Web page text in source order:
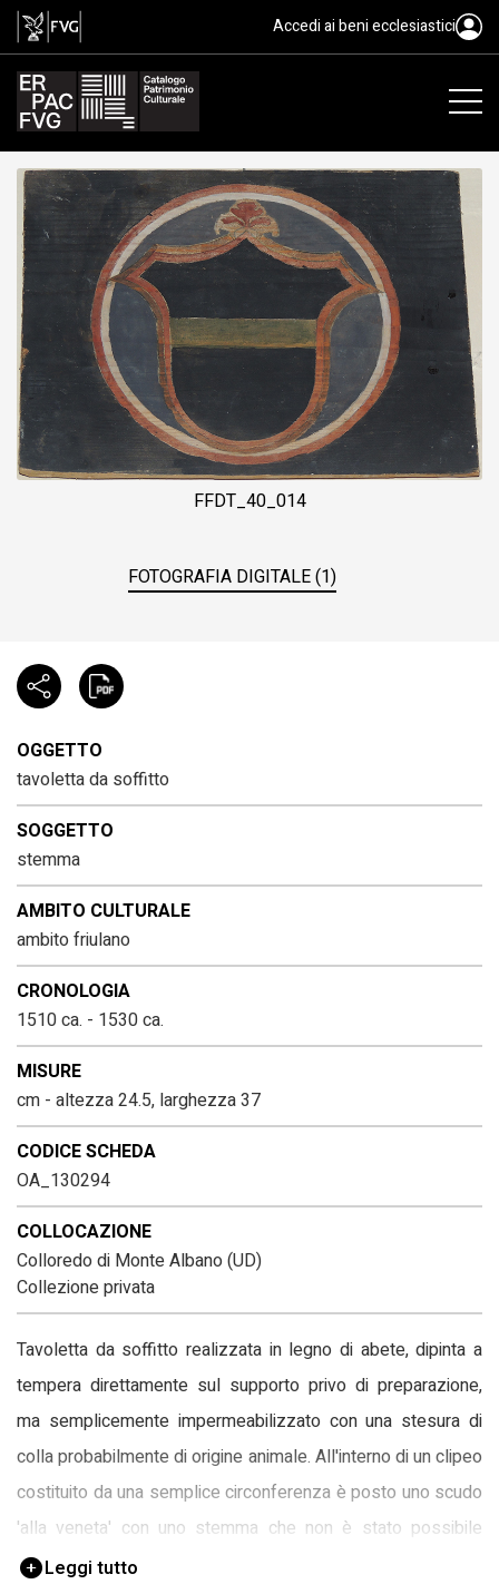
tavoletta da soffitto, ambito
Accedi ai beni ecclesiastici
FFDT_40_014
FOTOGRAFIA DIGITALE (1)
OGGETTO
tavoletta da soffitto
SOGGETTO
stemma
AMBITO CULTURALE
ambito friulano
CRONOLOGIA
1510 ca. - 1530 ca.
MISURE
cm - altezza 24.5, larghezza 37
CODICE SCHEDA
OA_130294
COLLOCAZIONE
Colloredo di Monte Albano (UD)
Collezione privata
Tavoletta da soffitto realizzata in legno di abete, dipinta a
tempera direttamente sul supporto privo di preparazione,
ma semplicemente impermeabilizzato con una stesura di
colla probabilmente di origine animale. All'interno di un clipeo
costituito da una semplice circonferenza è posto uno scudo
'alla veneta' con uno stemma che non è stato possibile
riconoscere.
Leggi tutto